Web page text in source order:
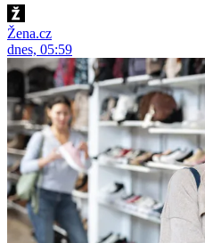
Žena.cz
dnes, 05:59